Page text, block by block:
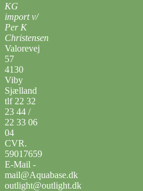
KG
import v/
Per K
Christensen
Valorevej
57
4130
Viby
Sjælland
tlf 22 32
23 44 /
22 33 06
04
CVR.
59017659
E-Mail -
mail@Aquabase.dk
outlight@outlight.dk